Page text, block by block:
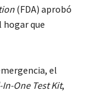
(FDA) aprobó
hogar que
el
In-One Test Kit,